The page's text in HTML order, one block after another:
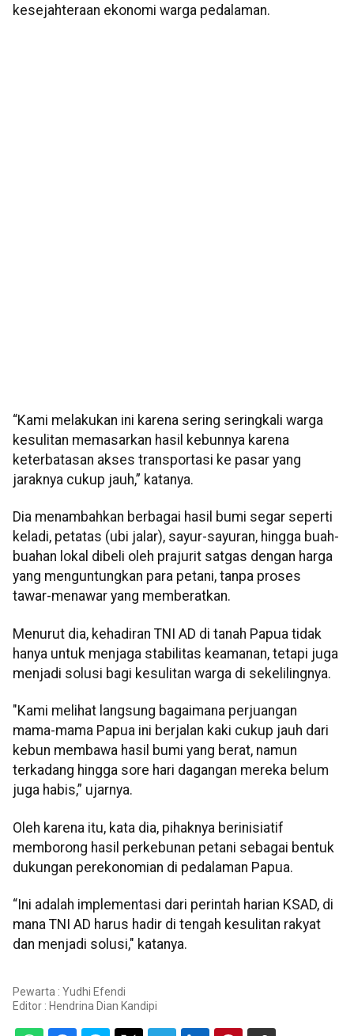
kesejahteraan ekonomi warga pedalaman.
“Kami melakukan ini karena sering seringkali warga
kesulitan memasarkan hasil kebunnya karena
keterbatasan akses transportasi ke pasar yang
jaraknya cukup jauh,” katanya.
Dia menambahkan berbagai hasil bumi segar seperti
keladi, petatas (ubi jalar), sayur-sayuran, hingga buah-
buahan lokal dibeli oleh prajurit satgas dengan harga
yang menguntungkan para petani, tanpa proses
tawar-menawar yang memberatkan.
Menurut dia, kehadiran TNI AD di tanah Papua tidak
hanya untuk menjaga stabilitas keamanan, tetapi juga
menjadi solusi bagi kesulitan warga di sekelilingnya.
"Kami melihat langsung bagaimana perjuangan
mama-mama Papua ini berjalan kaki cukup jauh dari
kebun membawa hasil bumi yang berat, namun
terkadang hingga sore hari dagangan mereka belum
juga habis,” ujarnya.
Oleh karena itu, kata dia, pihaknya berinisiatif
memborong hasil perkebunan petani sebagai bentuk
dukungan perekonomian di pedalaman Papua.
“Ini adalah implementasi dari perintah harian KSAD, di
mana TNI AD harus hadir di tengah kesulitan rakyat
dan menjadi solusi," katanya.
Pewarta : Yudhi Efendi
Editor : Hendrina Dian Kandipi